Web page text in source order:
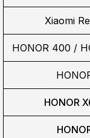
Xiaomi
HONOR 400 /
HONOR